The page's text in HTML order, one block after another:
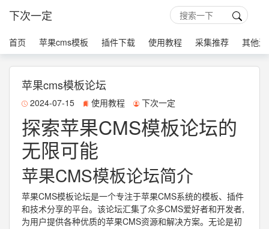
下次一定
首页 苹果cms模板 插件下载 使用教程 采集推荐 其他
苹果cms模板论坛
2024-07-15 使用教程 下次一定
探索苹果CMS模板论坛的
无限可能
苹果CMS模板论坛简介
苹果CMS模板论坛是一个专注于苹果CMS系统的模板、插件
和技术分享的平台。该论坛汇集了众多CMS爱好者和开发者,
为用户提供各种优质的苹果CMS资源和解决方案。无论是初